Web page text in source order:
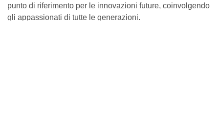
punto di riferimento per le innovazioni future, coinvolgendo
gli appassionati di tutte le generazioni.